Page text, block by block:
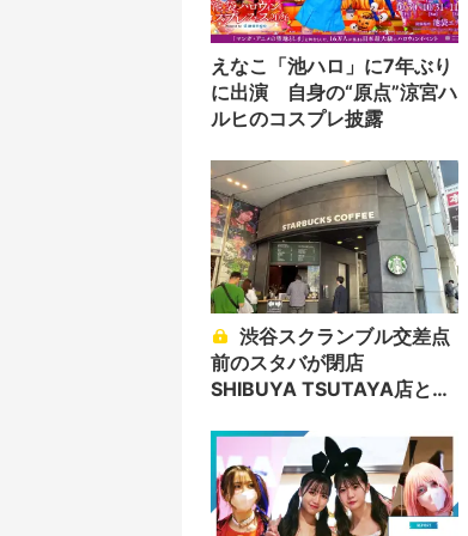
えなこ「池ハロ」に7年ぶり
に出演 自身の“原点”涼宮ハ
ルヒのコスプレ披露
前のスタバが閉店
SHIBUYA TSUTAYA店とし